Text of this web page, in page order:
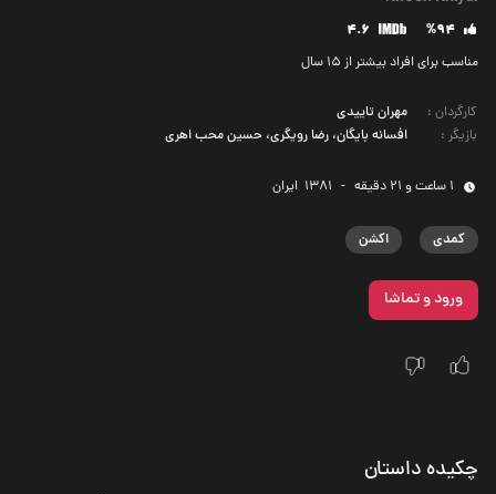
%94
4.6
مناسب برای افراد بیشتر از 15 سال
کارگردان :
مهران تاییدی
بازیگر : افسانه بایگان، رضا رویگری، حسین محب‌ اهری
1 ساعت و 21 دقیقه -
1381 ‌ ایران
کمدی اکشن
ورود و تماشا
چکیده داستان